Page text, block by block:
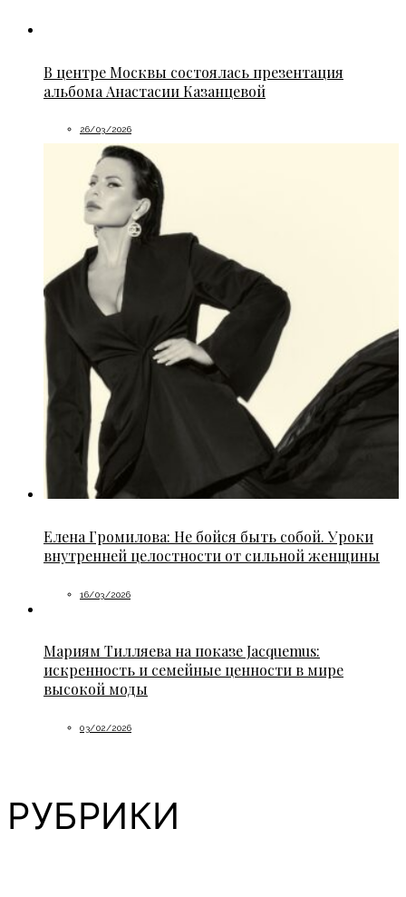
В центре Москвы состоялась презентация
альбома Анастасии Казанцевой
26/03/2026
Елена Громилова: Не бойся быть собой. Уроки
внутренней целостности от сильной женщины
16/03/2026
Мариям Тилляева на показе Jacquemus:
искренность и семейные ценности в мире
высокой моды
03/02/2026
РУБРИКИ